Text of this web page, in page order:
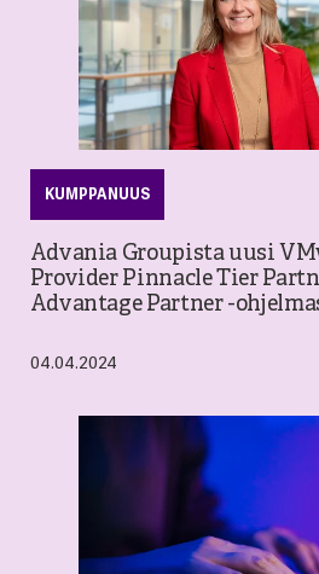
KUMPPANUUS
Advania Groupista uusi
Provider Pinnacle Tier
Advantage Partner -
04.04.2024